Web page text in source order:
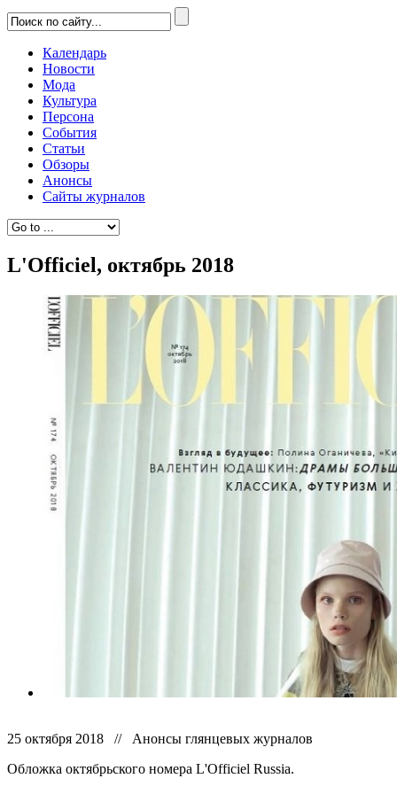
Календарь
Новости
Мода
Культура
Персона
События
Статьи
Обзоры
Анонсы
Сайты журналов
L'Officiel, октябрь 2018
25 октября 2018 // Анонсы глянцевых журналов
Обложка октябрьского номера L'Officiel Russia.